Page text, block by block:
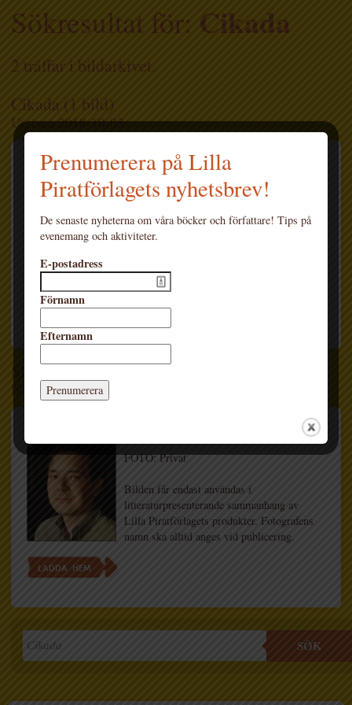
Sökresultat för: Cikada
2 träffar i bildarkivet.
Cikada (1 bild)
Utgiven 2018-10-03
LADDA HEM
Bildnamn: Shaun Tan – Cikada (inbunden
Shaun Tan (1 bild)
Författare
LADDA HEM
FOTO: Privat
Bilden får endast användas i
litteraturpresenterande sammanhang av
Lilla Piratförlagets produkter. Fotografens
namn ska alltid anges vid publicering.
SÖK
Prenumerera på Lilla
Piratförlagets nyhetsbrev!
De senaste nyheterna om våra böcker och författare! Tips på
evenemang och aktiviteter.
E-postadress
Förnamn
Efternamn